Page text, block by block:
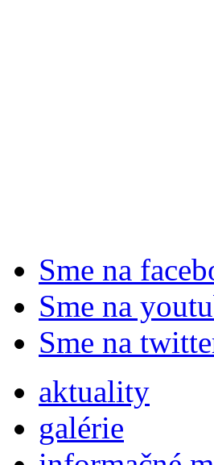
Sme na
Sme na
Sme na
aktuality
galérie